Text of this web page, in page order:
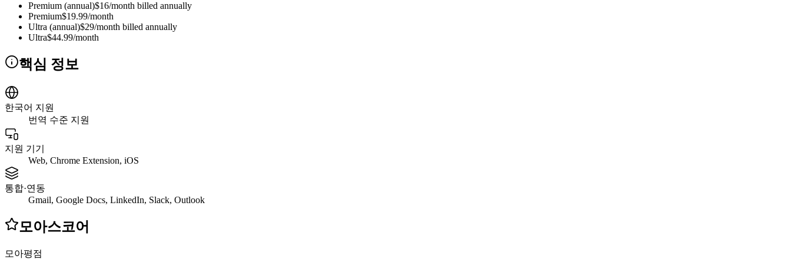
Premium (annual)$16/month billed annually
Premium$19.99/month
Ultra (annual)$29/month billed annually
Ultra$44.99/month
핵심 정보
한국어 지원
번역 수준 지원
지원 기기
Web, Chrome Extension, iOS
통합·연동
Gmail, Google Docs, LinkedIn, Slack, Outlook
모아스코어
모아평점